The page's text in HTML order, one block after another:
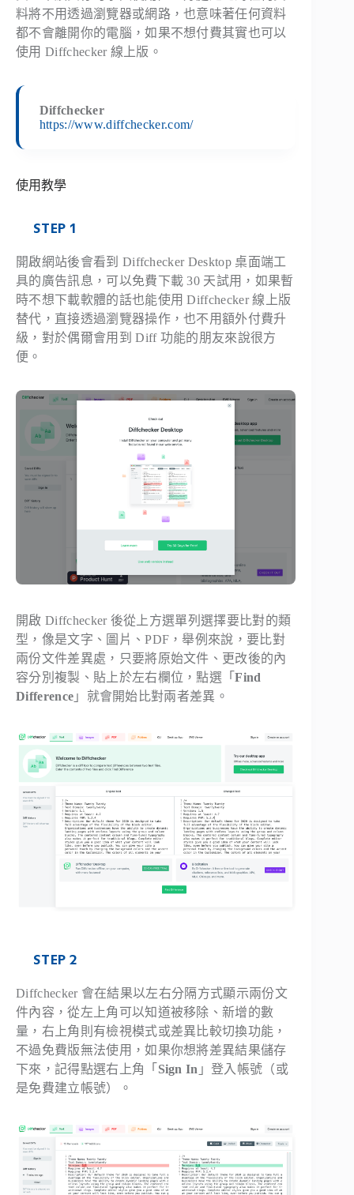
料將不用透過瀏覽器或網路，也意味著任何資料
都不會離開你的電腦，如果不想付費其實也可以
使用 Diffchecker 線上版。
Diffchecker
https://www.diffchecker.com/
使用教學
STEP 1
開啟網站後會看到 Diffchecker Desktop 桌面端工
具的廣告訊息，可以免費下載 30 天試用，如果暫
時不想下載軟體的話也能使用 Diffchecker 線上版
替代，直接透過瀏覽器操作，也不用額外付費升
級，對於偶爾會用到 Diff 功能的朋友來說很方
便。
開啟 Diffchecker 後從上方選單列選擇要比對的類
型，像是文字、圖片、PDF，舉例來說，要比對
兩份文件差異處，只要將原始文件、更改後的內
容分別複製、貼上於左右欄位，點選「Find
Difference 」就會開始比對兩者差異。
STEP 2
Diffchecker 會在結果以左右分隔方式顯示兩份文
件內容，從左上角可以知道被移除、新增的數
量，右上角則有檢視模式或差異比較切換功能，
不過免費版無法使用，如果你想將差異結果儲存
下來，記得點選右上角「 Sign In 」登入帳號（或
是免費建立帳號）。